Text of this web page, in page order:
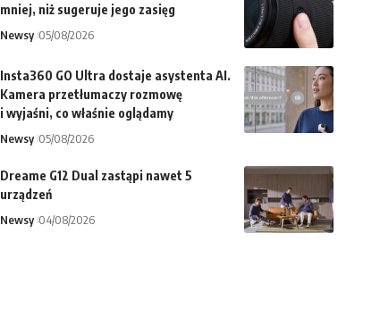
mniej, niż sugeruje jego zasięg
Newsy 05/08/2026
Insta360 GO Ultra dostaje asystenta AI.
Kamera przetłumaczy rozmowę
i wyjaśni, co właśnie oglądamy
Newsy 05/08/2026
Dreame G12 Dual zastąpi nawet 5
urządzeń
Newsy 04/08/2026